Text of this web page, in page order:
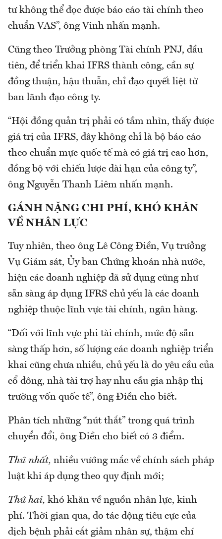
tư không thể đọc được báo cáo tài chính theo
chuẩn VAS”, ông Vinh nhấn mạnh.
Cũng theo Trưởng phòng Tài chính PNJ, đầu
tiên, để triển khai IFRS thành công, cần sự
đồng thuận, hậu thuẫn, chỉ đạo quyết liệt từ
ban lãnh đạo công ty.
“Hội đồng quản trị phải có tầm nhìn, thấy được
giá trị của IFRS, đây không chỉ là bộ báo cáo
theo chuẩn mực quốc tế mà có giá trị cao hơn,
đồng bộ với chiến lược dài hạn của công ty”,
ông Nguyễn Thanh Liêm nhấn mạnh.
GÁNH NẶNG CHI PHÍ, KHÓ KHĂN
VỀ NHÂN LỰC
Tuy nhiên, theo ông Lê Công Điền, Vụ trưởng
Vụ Giám sát, Ủy ban Chứng khoán nhà nước,
hiện các doanh nghiệp đã sử dụng cũng như
sẵn sàng áp dụng IFRS chủ yếu là các doanh
nghiệp thuộc lĩnh vực tài chính, ngân hàng.
“Đối với lĩnh vực phi tài chính, mức độ sẵn
sàng thấp hơn, số lượng các doanh nghiệp triển
khai cũng chưa nhiều, chủ yếu là do yêu cầu của
cổ đông, nhà tài trợ hay nhu cầu gia nhập thị
trường vốn quốc tế”, ông Điền cho biết.
Phân tích những “nút thắt” trong quá trình
chuyển đổi, ông Điền cho biết có 3 điểm.
Thứ nhất, nhiều vướng mắc về chính sách pháp
luật khi áp dụng theo quy định mới;
Thứ hai, khó khăn về nguồn nhân lực, kinh
phí. Thời gian qua, do tác động tiêu cực của
dịch bệnh phải cắt giảm nhân sự, thậm chí